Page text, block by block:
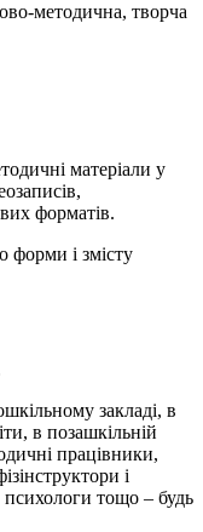
методична, творча
матеріали у
форматів.
і змісту
закладі, в
в позашкільній
працівники,
і
психологи тощо – будь